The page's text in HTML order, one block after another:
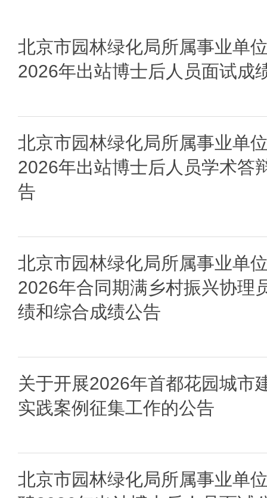
北京市园林绿化局所属事业单
2026年出站博士后人员面试成
北京市园林绿化局所属事业单
2026年出站博士后人员学术答
告
北京市园林绿化局所属事业单
2026年合同期满乡村振兴协理
绩和综合成绩公告
关于开展2026年首都花园城市
实践案例征集工作的公告
北京市园林绿化局所属事业单